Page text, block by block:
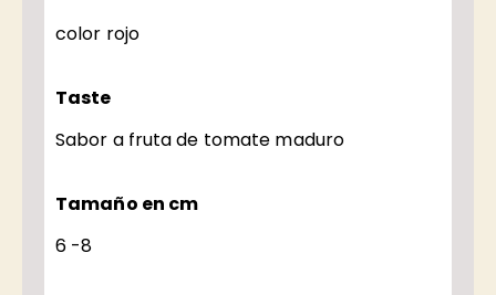
color rojo
Taste
Sabor a fruta de tomate maduro
Tamaño en cm
6 -8